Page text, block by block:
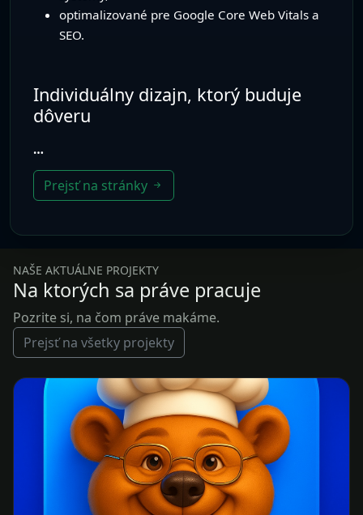
Prejsť na stránky
NAŠE AKTUÁLNE PROJEKTY
Na ktorých sa práve pracuje
Prejsť na všetky projekty
Prebieha Typ: web
COVARIT.SK
Čo dnes variť? Vyber si podľa toho, čo máš doma, koľko
máš času alebo na čo máš práve chuť.